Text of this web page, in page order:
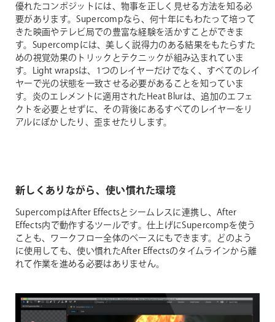
優れたコンポジットには、物事を正しく見せる方法を知る必
要があります。Supercompなら、何十年にもわたって培って
きた映画やテレビ局での豊富な経験を活かすことができま
す。Supercompには、美しく説得力のある結果をもたらすた
めの視覚効果のトリックとテクニックが組み込まれていま
す。Light wrapsは、1つのレイヤーだけでなく、すべてのレイ
ヤーで光の状態を一致させる必要があることを知っていま
す。炎のエレメントに適用されたHeat Blurは、追加のエフェ
クトを必要とせずに、その背後にあるすべてのレイヤーをリ
アルにぼかしたり、歪ませたりします。
新しくありながら、使い慣れた環境
SupercompはAfter Effectsとシームレスに連携し、After
Effects内で動作するツールです。仕上げにSupercompを使う
ことも、ワークフロー全体のベースにもできます。どのよう
に使用しても、使い慣れたAfter Effectsのタイムラインから離
れて作業を進める必要はありません。